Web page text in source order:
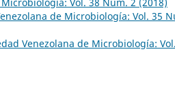
de Microbiología: Vol. 35
Venezolana de Microbiología: